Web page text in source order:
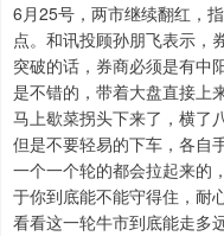
6月25号，两市继续翻红，
点。和讯投顾孙朋飞表示，
突破的话，券商必须是有中
是不错的，带着大盘直接上
马上歇菜拐头下来了，横了
但是不要轻易的下车，各自
一个一个轮的都会拉起来的
于你到底能不能守得住，耐
看看这一轮牛市到底能走多远